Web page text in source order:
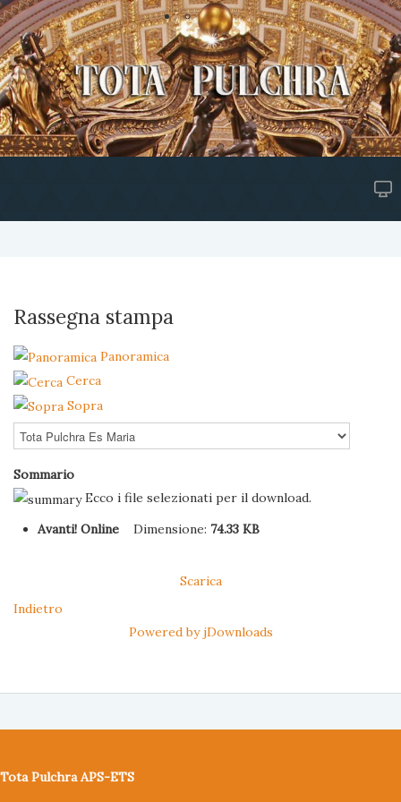
Rassegna stampa
Panoramica
Cerca
Sopra
Sommario
Ecco i file selezionati per il download.
Avanti! OnlineDimensione: 74.33 KB
Scarica
Indietro
Powered by jDownloads
Tota Pulchra APS-ETS